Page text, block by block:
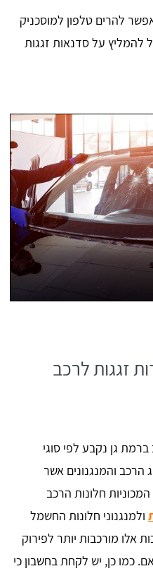
להרים טלפון למוסכניק
להמליץ על סדנאות זגגות
זגגות לרכב
גן נקבע לפי סוגי
והמנגנונים אשר
חלונות הרכב
ולמנגנוני חלונות החשמל
אלו מורכבות יותר לפירוק
כמו כן, יש לקחת בחשבון כי